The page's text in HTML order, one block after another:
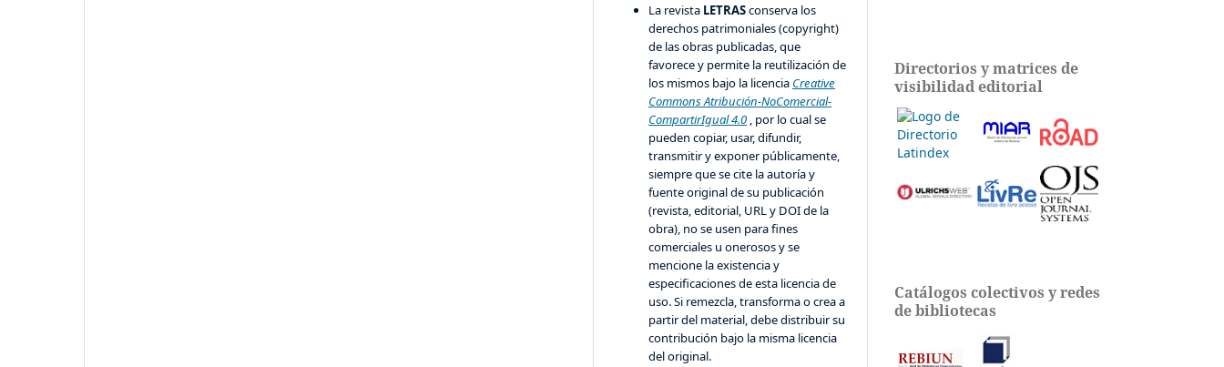
La revista LETRASconserva los
derechos patrimoniales (copyright)
de las obras publicadas, que
favorece y permite la reutilización de
los mismos bajo la licencia Creative
Commons Atribución-NoComercial-
CompartirIgual 4.0 , por lo cual se
pueden copiar, usar, difundir,
transmitir y exponer públicamente,
siempre que se cite la autoría y
fuente original de su publicación
(revista, editorial, URL y DOI de la
obra), no se usen para fines
comerciales u onerosos y se
mencione la existencia y
especificaciones de esta licencia de
uso. Si remezcla, transforma o crea a
partir del material, debe distribuir su
contribución bajo la misma licencia
del original.
Directorios y matrices de
visibilidad editorial
Catálogos colectivos y redes
de bibliotecas